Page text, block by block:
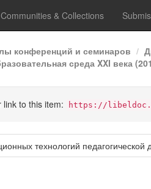
Communities & Collections
конференций и семинаров
среда XXI века
link to this item: https://
технологий педагогической